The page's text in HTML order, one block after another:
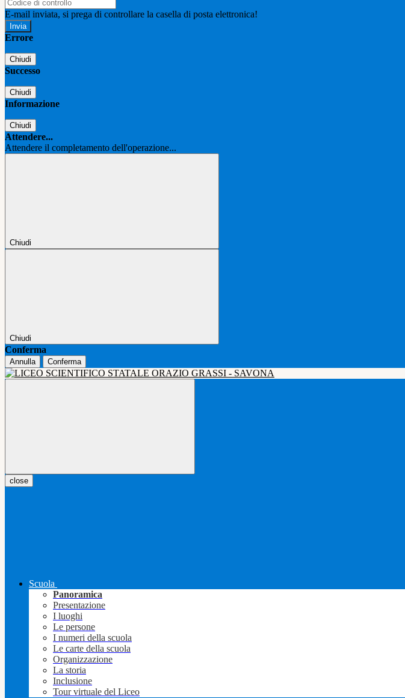
E-mail inviata, si prega di controllare la casella di posta elettronica!
Errore
Chiudi
Successo
Chiudi
Informazione
Chiudi
Attendere...
Attendere il completamento dell'operazione...
Chiudi
Chiudi
Conferma
Annulla Conferma
close
Scuola
Panoramica
Presentazione
I luoghi
Le persone
I numeri della scuola
Le carte della scuola
Organizzazione
La storia
Inclusione
Tour virtuale del Liceo